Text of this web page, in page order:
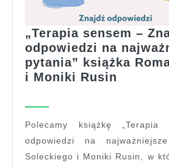
„Terapia sensem –
odpowiedzi na
pytania” książka
i Moniki Rusin
Znajdź
na
Polecamy książkę „Terapia sensem – Znajdź
odpowiedzi na
Soleckiego i Moniki Rusin, w